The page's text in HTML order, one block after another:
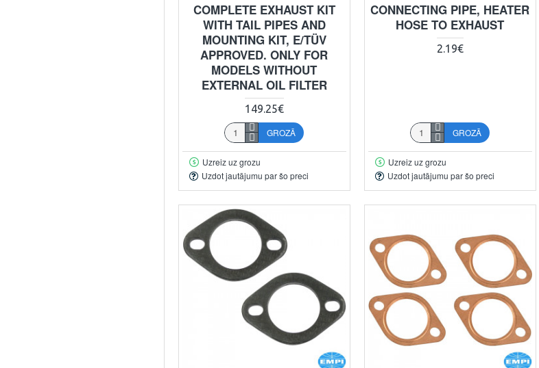
COMPLETE EXHAUST KIT
WITH TAIL PIPES AND
MOUNTING KIT, E/TÜV
APPROVED. ONLY FOR
MODELS WITHOUT
EXTERNAL OIL FILTER
149.25€
GROZĀ
Uzreiz uz grozu
Uzdot jautājumu par šo preci
CONNECTING PIPE, HEATER
HOSE TO EXHAUST
2.19€
GROZĀ
Uzreiz uz grozu
Uzdot jautājumu par šo preci